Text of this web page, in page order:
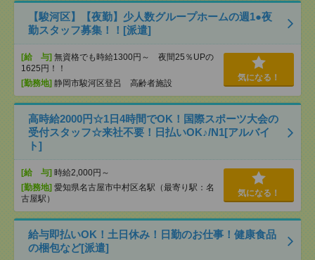
【駿河区】【夜勤】少人数グループホームの週1●夜
勤スタッフ募集！！[派遣]
[給 与] 無資格でも時給1300円～ 夜間25％UPの
1625円！！
[勤務地] 静岡市駿河区登呂 高齢者施設
気になる！
高時給2000円☆1日4時間でOK！国際スポーツ大会の
受付スタッフ☆来社不要！日払いOK♪/N1[アルバイ
ト]
[給 与] 時給2,000円～
[勤務地] 愛知県名古屋市中村区名駅（最寄り駅：名
古屋駅）
気になる！
給与即払いOK！土日休み！日勤のお仕事！健康食品
の梱包など[派遣]